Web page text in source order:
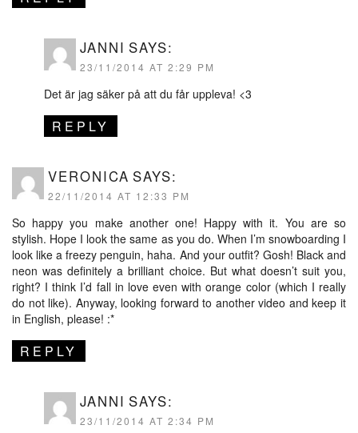
JANNI SAYS:
23/11/2014 AT 2:29 PM
Det är jag säker på att du får uppleva! <3
REPLY
VERONICA SAYS:
22/11/2014 AT 12:33 PM
So happy you make another one! Happy with it. You are so
stylish. Hope I look the same as you do. When I’m snowboarding I
look like a freezy penguin, haha. And your outfit? Gosh! Black and
neon was definitely a brilliant choice. But what doesn’t suit you,
right? I think I’d fall in love even with orange color (which I really
do not like). Anyway, looking forward to another video and keep it
in English, please! :*
REPLY
JANNI SAYS:
23/11/2014 AT 2:34 PM